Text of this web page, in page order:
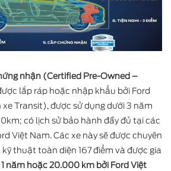
nhận (Certified Pre-Owned –
lắp ráp hoặc nhập khẩu bởi Ford
Transit), được sử dụng dưới 3 năm
có lịch sử bảo hành đầy đủ tại các
Việt Nam. Các xe này sẽ được chuyên
thuật toàn diện 167 điểm và được gia
năm hoặc 20.000 km bởi Ford Việt